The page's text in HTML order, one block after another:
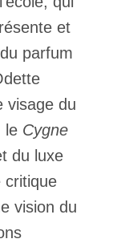
et
parfum
visage du
le Cygne
du luxe
critique
vision du